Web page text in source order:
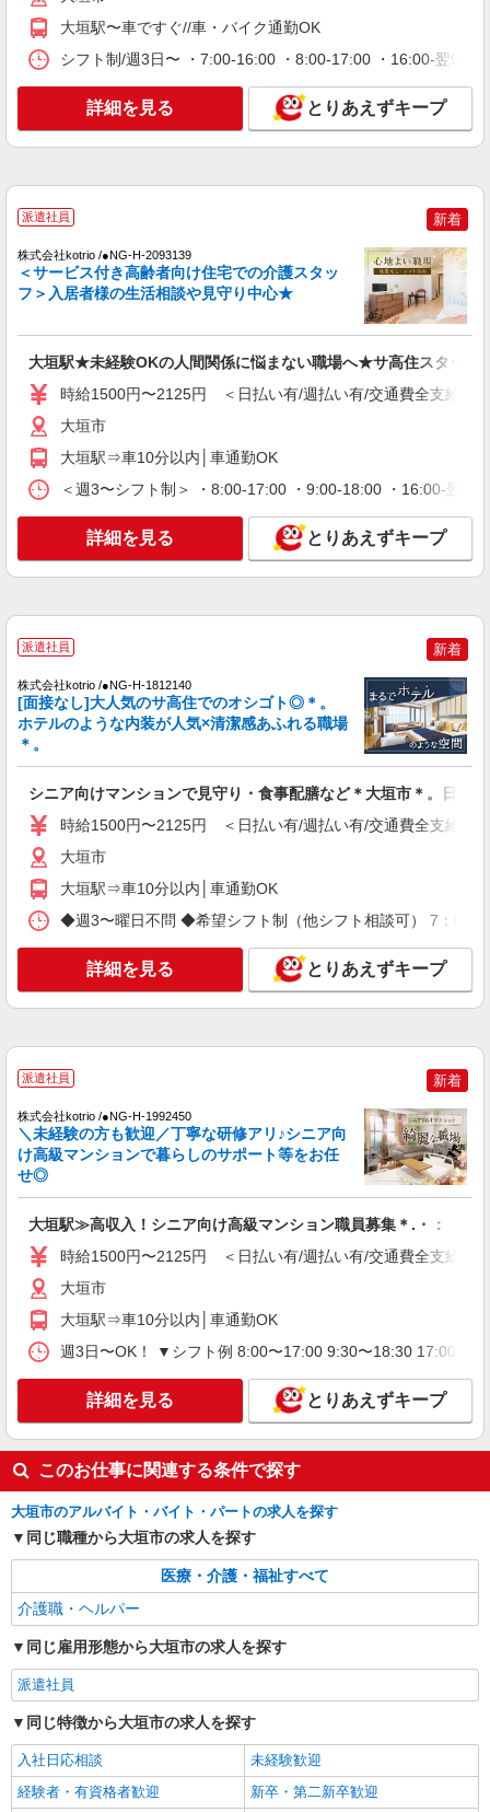
通費全支給(ガソリン代含む)＞
大垣市
キープ 詳細を見る
NEW
[ 高収入 ]大垣駅近く【日収1.2万円】生活支
時給1500円〜2125円 ＜日払い有/週払い有/交
通費全支給(ガソリン代含む)＞
大垣市
派遣社員
株式会社kotrio /●NG-H-1907525
NEW
大垣市*デイでの生活補助☆新たなスキルを
身につけて長く働く♪
時給1500円〜2150円 ＜日払い有/週払い有/交
通費全支給(ガソリン代含む)＞
大垣市
派遣社員
株式会社kotrio /●NG-H-2029577
NEW
＜大垣＞デイサービスSTAFF＊16時退社も
OK！子育て世代活躍中
時給1500円〜2125円 ＜日払い有/週払い有/交
キープ 詳細を見る
派遣社員
株式会社kotrio /●NG-H-2031159
大垣駅｜日払いOK！日収1.1万円超え×サ高
住スタッフ！
時給1500円〜2125円 ＜日払い有/週払い有/交
通費全支給(ガソリン代含む)＞
派遣社員
株式会社kotrio /●NG-H-2159134
NEW
≪大垣駅≫日勤のみ＆残業ナシ！お迎えに間
時給1500円〜2125円 ＜日払い有/週払い有/交
通費全支給(ガソリン代含む)＞
大垣市
キープ
派遣社員
株式会社kotrio /●NG-H-2030710
NEW
毎日通うのが楽しみになる＊ホテルのような
美しいサ高住のSTAFF
時給1500円〜2125円 ＜日払い有/週払い有/交
通費全支給(ガソリン代含む)＞
大垣市
派遣社員
株式会社kotrio /●NG-H-2029418
NEW
夕方までのデイサービス☆車の運転できる方
優遇【大垣駅】
時給1500円〜2125円 ＜日払い有/週払い有/交
通費全支給(ガソリン代含む)＞
大垣市
キープ 詳細を見る
大垣駅〜車ですぐ//車・バイク通勤OK
シフト制/週3日〜 ・7:00-16:00 ・8:00-17:00 ・16:00-翌
詳細を見る とりあえずキープ
派遣社員 新着
株式会社kotrio /●NG-H-2093139
＜サービス付き高齢者向け住宅での介護スタッ
フ＞入居者様の生活相談や見守り中心★
大垣駅★未経験OKの人間関係に悩まない職場へ★サ高住スタッフ
時給1500円〜2125円 ＜日払い有/週払い有/交通費全支給(ガ
大垣市
大垣駅⇒車10分以内│車通勤OK
＜週3〜シフト制＞ ・8:00-17:00 ・9:00-18:00 ・16:00-
詳細を見る とりあえずキープ
派遣社員 新着
株式会社kotrio /●NG-H-1812140
[面接なし]大人気のサ高住でのオシゴト◎＊。
ホテルのような内装が人気×清潔感あふれる職場
＊。
シニア向けマンションで見守り・食事配膳など＊大垣市＊。日払可
時給1500円〜2125円 ＜日払い有/週払い有/交通費全支給(ガ
大垣市
大垣駅⇒車10分以内│車通勤OK
◆週3〜曜日不問 ◆希望シフト制（他シフト相談可） 7：
詳細を見る とりあえずキープ
派遣社員 新着
株式会社kotrio /●NG-H-1992450
＼未経験の方も歓迎／丁寧な研修アリ♪シニア向
け高級マンションで暮らしのサポート等をお任
せ◎
大垣駅≫高収入！シニア向け高級マンション職員募集＊.・：゜
時給1500円〜2125円 ＜日払い有/週払い有/交通費全支給(ガ
大垣市
大垣駅⇒車10分以内│車通勤OK
週3日〜OK！ ▼シフト例 8:00〜17:00 9:30〜18:30 17:00〜
詳細を見る とりあえずキープ
このお仕事に関連する条件で探す
大垣市のアルバイト・バイト・パートの求人を探す
同じ職種から大垣市の求人を探す
医療・介護・福祉すべて
介護職・ヘルパー
同じ雇用形態から大垣市の求人を探す
派遣社員
同じ特徴から大垣市の求人を探す
入社日応相談
未経験歓迎
経験者・有資格者歓迎
新卒・第二新卒歓迎